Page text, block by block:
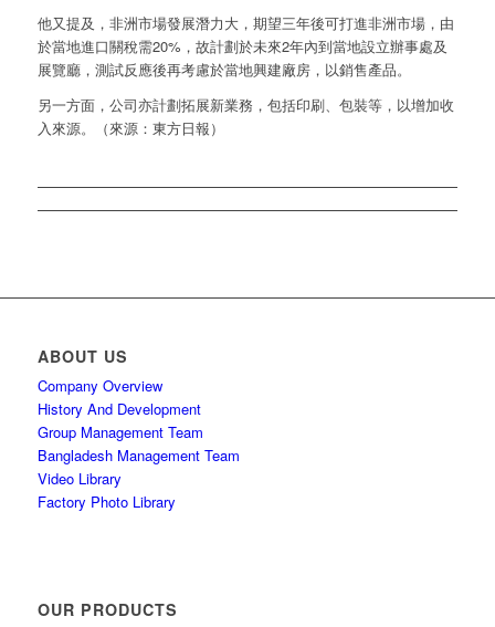
他又提及，非洲市場發展潛力大，期望三年後可打進非洲市場，由
於當地進口關稅需20%，故計劃於未來2年內到當地設立辦事處及
展覽廳，測試反應後再考慮於當地興建廠房，以銷售產品。
另一方面，公司亦計劃拓展新業務，包括印刷、包裝等，以增加收
入來源。（來源：東方日報）
ABOUT US
Company Overview
History And Development
Group Management Team
Bangladesh Management Team
Video Library
Factory Photo Library
OUR PRODUCTS